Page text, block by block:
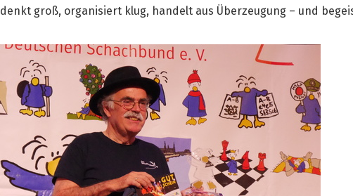
denkt groß, organisiert klug, handelt aus Überzeugung – und